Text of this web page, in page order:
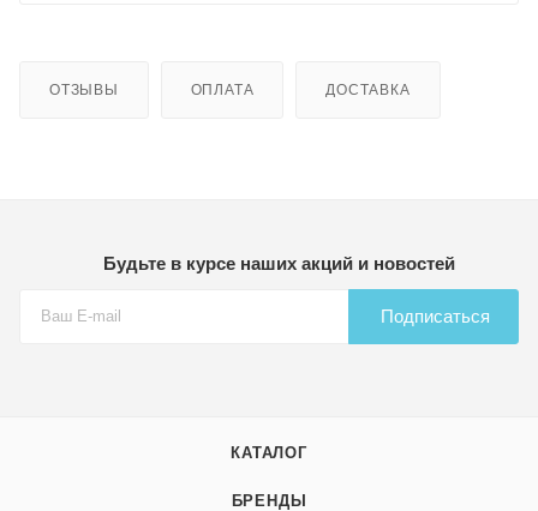
ОТЗЫВЫ ОПЛАТА ДОСТАВКА
Будьте в курсе наших акций и новостей
Подписаться
КАТАЛОГ
БРЕНДЫ